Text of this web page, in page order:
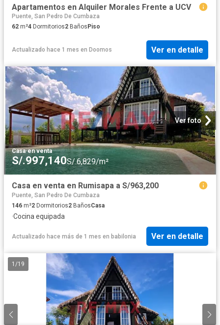
Apartamentos en Alquiler Morales Frente a UCV
Puente, San Pedro De Cumbaza
62 m²4 Dormitorios2 Baños Piso
Actualizado hace 1 mes en Doomos Ver en detalle
Ver foto
Casa·en venta
S/.997,140S/.6,829/m²
Casa en venta en Rumisapa a S/963,200
Puente, San Pedro De Cumbaza
146 m²2 Dormitorios2 BañosCasa
·Cocina equipada
Actualizado hace más de 1 mes en babilonia Ver en detalle
1 /19